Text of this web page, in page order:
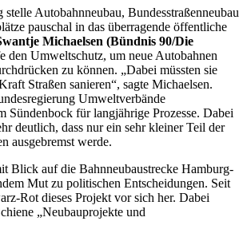
Autobahnneubau, Bundesstraßenneubau
pauschal in das überragende öffentliche
Michaelsen (Bündnis 90/Die
den Umweltschutz, um neue Autobahnen
zu können. „Dabei müssten sie
Straßen sanieren“, sagte Michaelsen.
Umweltverbände
Sündenbock für langjährige Prozesse. Dabei
deutlich, dass nur ein sehr kleiner Teil der
ausgebremst werde.
Blick auf die Bahnneubaustrecke Hamburg-
Mut zu politischen Entscheidungen. Seit
Rot dieses Projekt vor sich her. Dabei
„Neubauprojekte und